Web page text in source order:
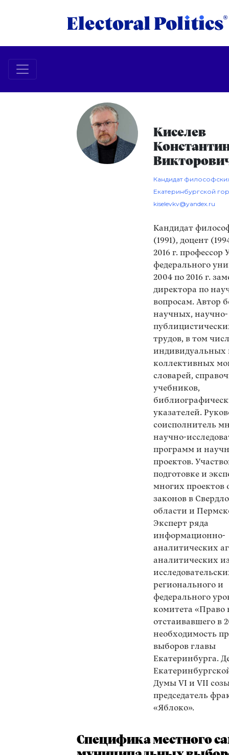
Киселев
Кандидат
Екатеринбургской
kiselevkv@yandex.ru
Кандидат
(1991), доцент
2016 г. профессор
федерального
2004 по 2016 г.
директора по
вопросам. Автор
научных, научно-
трудов, в том
индивидуальных
коллективных
словарей,
учебников,
указателей.
соисполнитель
научно-
программ и
проектов.
подготовке и
многих проектов
законов в
области и
Эксперт ряда
информационно-
аналитических
аналитических
регионального и
федерального
комитета «Право
отстаивавшего в
необходимость
выборов главы
Екатеринбурга.
Думы VI и VII
председатель
«Яблоко».
Специфика местного